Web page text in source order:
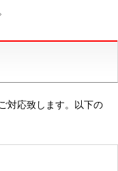
対応致します。以下の